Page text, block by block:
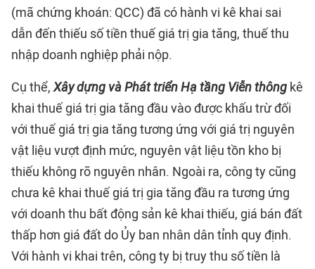
(mã chứng khoán: QCC) đã có hành vi kê khai sai
dẫn đến thiếu số tiền thuế giá trị gia tăng, thuế thu
nhập doanh nghiệp phải nộp.
Cụ thể,Xây dựng và Phát triển Hạ tầng Viễn thông kê
khai thuế giá trị gia tăng đầu vào được khấu trừ đối
với thuế giá trị gia tăng tương ứng với giá trị nguyên
vật liệu vượt định mức, nguyên vật liệu tồn kho bị
thiếu không rõ nguyên nhân. Ngoài ra, công ty cũng
chưa kê khai thuế giá trị gia tăng đầu ra tương ứng
với doanh thu bất động sản kê khai thiếu, giá bán đất
thấp hơn giá đất do Ủy ban nhân dân tỉnh quy định.
Với hành vi khai trên, công ty bị truy thu số tiền là